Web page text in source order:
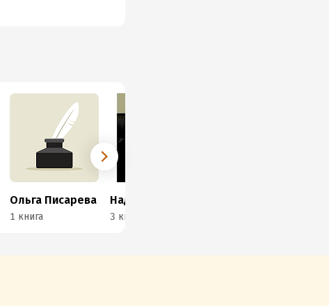
Ольга Писарева
1 книга 3 книги